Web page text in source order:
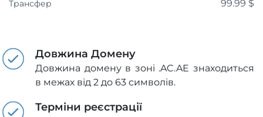
Трансфер 99.99 $
Довжина Домену
Довжина домену в зоні .AC.AE знаходиться
в межах від 2 до 63 символів.
Терміни реєстрації